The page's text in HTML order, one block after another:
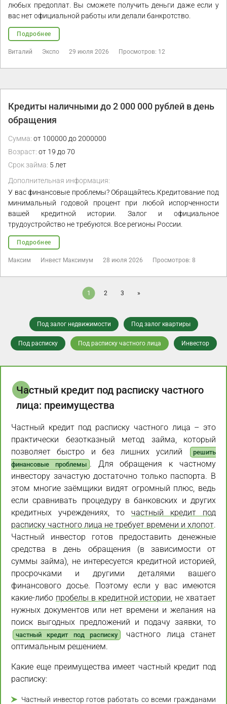
любых предоплат. Вы сможете получить деньги даже если у
вас нет официальной работы или делали банкротство.
Подробнее
Виталий Экспо 29 июля 2026 Просмотров: 12
Кредиты наличными до 2 000 000 рублей в день
обращения
Сумма: от 100000 до 2000000
Возраст: от 19 до 70
Срок займа: 5 лет
Дополнительная информация:
У вас финансовые проблемы? Обращайтесь.Кредитование под
минимальный годовой процент при любой испорченности
вашей кредитной истории. Залог и официальное
трудоустройство не требуются. Все регионы России.
Подробнее
Максим Инвест Максимум 28 июля 2026 Просмотров: 8
1 2 3 »
Под залог недвижимости Под залог квартиры
Под расписку Под расписку частного лица Инвестор
Частный кредит под расписку частного
лица: преимущества
Частный кредит под расписку частного лица – это
практически безотказный метод займа, который
позволяет быстро и без лишних усилий
решить
финансовые проблемы . Для обращения к частному
инвестору зачастую достаточно только паспорта. В
этом многие заёмщики видят огромный плюс, ведь
если сравнивать процедуру в банковских и других
кредитных учреждениях, то частный кредит под
расписку частного лица не требует времени и хлопот.
Частный инвестор готов предоставить денежные
средства в день обращения (в зависимости от
суммы займа), не интересуется кредитной историей,
просрочками и другими деталями вашего
финансового досье. Поэтому если у вас имеются
какие-либо пробелы в кредитной истории, не хватает
нужных документов или нет времени и желания на
поиск выгодных предложений и подачу заявки, то
частный кредит под расписку
частного лица станет
оптимальным решением.
Какие еще преимущества имеет частный кредит под
расписку:
Частный инвестор готов работать со всеми гражданами